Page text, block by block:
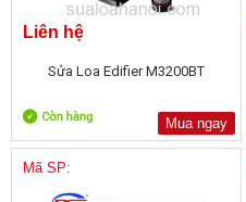
Liên hệ
Sửa Loa Edifier M3200BT
Mua ngay
Mã SP: